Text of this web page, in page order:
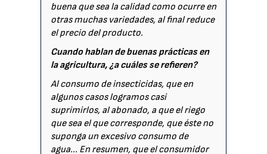
buena que sea la calidad como ocurre en
otras muchas variedades, al final reduce
el precio del producto.
Cuando hablan de buenas prácticas en
la agricultura, ¿a cuáles se refieren?
Al consumo de insecticidas, que en
algunos casos logramos casi
suprimirlos, al abonado, a que el riego
que sea el que corresponde, que éste no
suponga un excesivo consumo de
agua... En resumen, que el consumidor